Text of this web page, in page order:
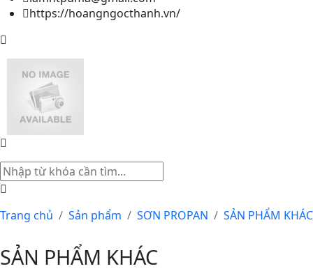
https://hoangngocthanh.vn/
Trang chủ Sản phẩm SƠN PROPAN SẢN PHẨM KHÁC
SẢN PHẨM KHÁC